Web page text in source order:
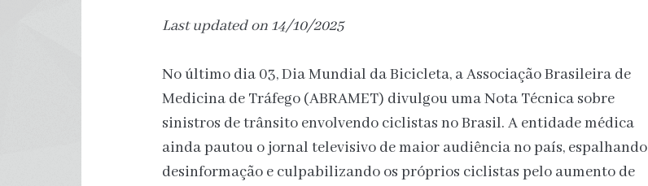
Last updated on 14/10/2025
No último dia 03, Dia Mundial da Bicicleta, a Associação Brasileira de
Medicina de Tráfego (ABRAMET) divulgou uma Nota Técnica sobre
sinistros de trânsito envolvendo ciclistas no Brasil. A entidade médica
ainda pautou o jornal televisivo de maior audiência no país, espalhando
desinformação e culpabilizando os próprios ciclistas pelo aumento de